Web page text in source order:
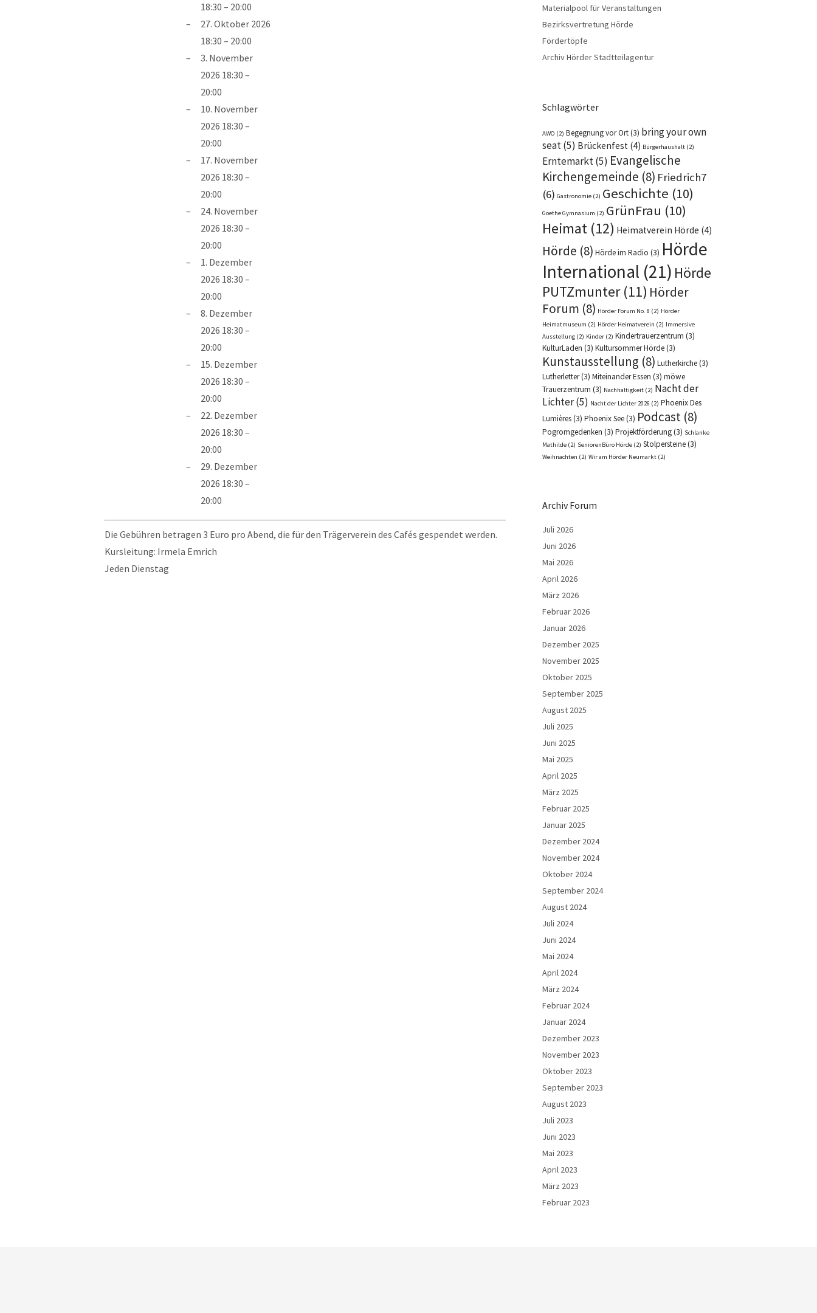
18:30 – 20:00
27. Oktober 2026
18:30 – 20:00
3. November
2026 18:30 –
20:00
10. November
2026 18:30 –
20:00
17. November
2026 18:30 –
20:00
24. November
2026 18:30 –
20:00
1. Dezember
2026 18:30 –
20:00
8. Dezember
2026 18:30 –
20:00
15. Dezember
2026 18:30 –
20:00
22. Dezember
2026 18:30 –
20:00
29. Dezember
2026 18:30 –
20:00
Die Gebühren betragen 3 Euro pro Abend, die für den Trägerverein des Cafés gespendet werden.
Kursleitung: Irmela Emrich
Jeden Dienstag
Materialpool für Veranstaltungen
Bezirksvertretung Hörde
Fördertöpfe
Archiv Hörder Stadtteilagentur
Schlagwörter
AWO (2) Begegnung vor Ort(3) bring your own
seat(5) Brückenfest (4) Bürgerhaushalt (2)
Erntemarkt(5) Evangelische
Kirchengemeinde (8) Friedrich7
(6) Gastronomie (2) Geschichte (10)
Goethe Gymnasium (2) GrünFrau (10)
Heimat (12) Heimatverein Hörde (4)
Hörde (8) Hörde im Radio (3) Hörde
International (21) Hörde
PUTZmunter(11) Hörder
Forum (8) Hörder Forum No. 8 (2) Hörder
Heimatmuseum (2) Hörder Heimatverein (2) Immersive
Ausstellung (2) Kinder (2) Kindertrauerzentrum (3)
KulturLaden (3) Kultursommer Hörde(3)
Kunstausstellung (8) Lutherkirche(3)
Lutherletter(3) Miteinander Essen (3) möwe
Trauerzentrum (3) Nachhaltigkeit (2) Nacht der
Lichter(5) Nacht der Lichter 2026 (2) Phoenix Des
Lumières(3) Phoenix See(3) Podcast (8)
Pogromgedenken (3) Projektförderung(3) Schlanke
Mathilde (2) SeniorenBüro Hörde (2) Stolpersteine(3)
Weihnachten (2) Wir am Hörder Neumarkt (2)
Archiv Forum
Juli 2026
Juni 2026
Mai 2026
April 2026
März 2026
Februar 2026
Januar 2026
Dezember 2025
November 2025
Oktober 2025
September 2025
August 2025
Juli 2025
Juni 2025
Mai 2025
April 2025
März 2025
Februar 2025
Januar 2025
Dezember 2024
November 2024
Oktober 2024
September 2024
August 2024
Juli 2024
Juni 2024
Mai 2024
April 2024
März 2024
Februar 2024
Januar 2024
Dezember 2023
November 2023
Oktober 2023
September 2023
August 2023
Juli 2023
Juni 2023
Mai 2023
April 2023
März 2023
Februar 2023